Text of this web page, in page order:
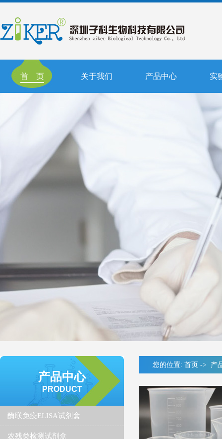
首 页 关于我们 产品中心 实
产品中心
PRODUCT
酶联免疫ELISA试剂盒
农残类检测试剂盒
您的位置: 首页 -> 产